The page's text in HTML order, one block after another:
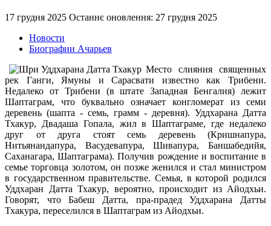
17 грудня 2025 Останнє оновлення: 27 грудня 2025
Новости
Биографии Ачарьев
Место слияния священных
рек Ганги, Ямуны и Сарасвати известно как Трибени.
Недалеко от Трибени (в штате Западная Бенгалия) лежит
Шаптаграм, что буквально означает конгломерат из семи
деревень (шапта - семь, грамм - деревня). Уддхарана Датта
Тхакур, Двадаша Гопала, жил в Шаптаграме, где недалеко
друг от друга стоят семь деревень (Кришнапура,
Нитьянандапура, Васудевапура, Шивапура, Баншабедийя,
Саханагара, Шаптаграма). Получив рождение и воспитание в
семье торговца золотом, он позже женился и стал министром
в государственном правительстве. Семья, в которой родился
Уддхаран Датта Тхакур, вероятно, происходит из Айодхьи.
Говорят, что Бабеш Датта, пра-прадед Уддхарана Датты
Тхакура, переселился в Шаптаграм из Айодхьи.